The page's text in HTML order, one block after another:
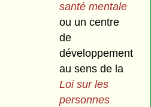
santé mentale
ou un centre
de
développement
au sens de la
Loi sur les
personnes